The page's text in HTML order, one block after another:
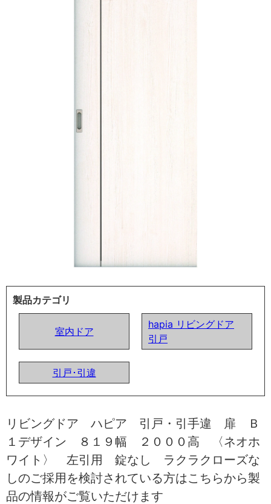
製品カテゴリ
室内ドア
hapia リビングドア
引戸
引戸･引違
リビングドア ハピア 引戸・引手違 扉 Ｂ
１デザイン ８１９幅 ２０００高 〈ネオホ
ワイト〉 左引用 錠なし ラクラクローズな
しのご採用を検討されている方はこちらから製
品の情報がご覧いただけます